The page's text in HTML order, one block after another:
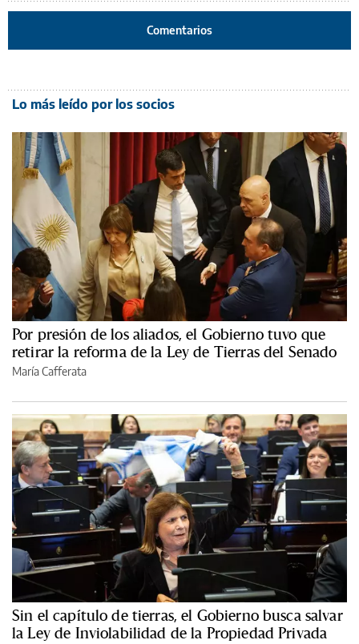
Comentarios
Lo más leído por los socios
Por presión de los aliados, el Gobierno tuvo que
retirar la reforma de la Ley de Tierras del Senado
María Cafferata
Sin el capítulo de tierras, el Gobierno busca salvar
la Ley de Inviolabilidad de la Propiedad Privada